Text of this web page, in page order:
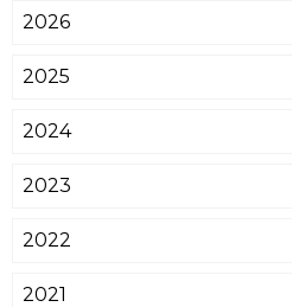
2026
2025
2024
2023
2022
2021